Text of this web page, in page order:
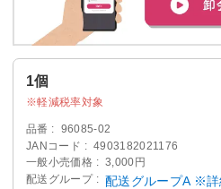
1個
軽減税率対象
品番
96085-02
JANコード
4903182021176
一般小売価格
3,000円
配送グループ
配送グループA ※詳